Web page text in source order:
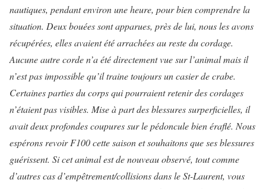
nautiques, pendant environ une heure, pour bien comprendre la
situation. Deux bouées sont apparues, près de lui, nous les avons
récupérées, elles avaient été arrachées au reste du cordage.
Aucune autre corde n’a été directement vue sur l’animal mais il
n’est pas impossible qu’il traine toujours un casier de crabe.
Certaines parties du corps qui pourraient retenir des cordages
n’étaient pas visibles. Mise à part des blessures surperficielles, il
avait deux profondes coupures sur le pédoncule bien éraflé. Nous
espérons revoir F100 cette saison et souhaitons que ses blessures
guérissent. Si cet animal est de nouveau observé, tout comme
d’autres cas d’empêtrement/collisions dans le St-Laurent, vous